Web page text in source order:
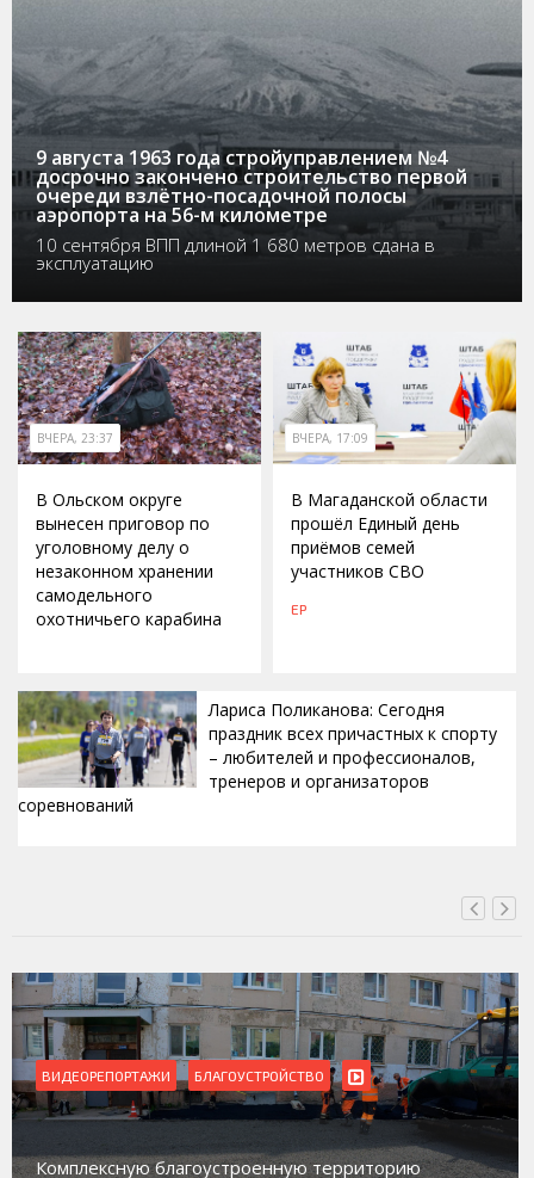
9 августа 1963 года стройуправлением №4
досрочно закончено строительство первой
очереди взлётно-посадочной полосы
аэропорта на 56-м километре
10 сентября ВПП длиной 1 680 метров сдана в
эксплуатацию
ВЧЕРА, 23:37
В Ольском округе
вынесен приговор по
уголовному делу о
незаконном хранении
самодельного
охотничьего карабина
ВЧЕРА, 17:09
В Магаданской области
прошёл Единый день
приёмов семей
участников СВО
ЕР
Лариса Поликанова: Сегодня
праздник всех причастных к спорту
– любителей и профессионалов,
тренеров и организаторов
соревнований
ВИДЕОРЕПОРТАЖИ БЛАГОУСТРОЙСТВО
Комплексную благоустроенную территорию